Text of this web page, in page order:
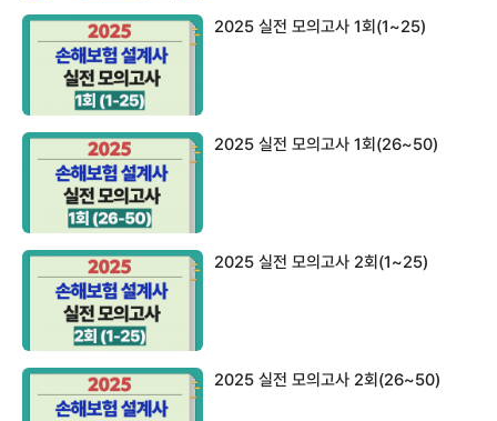
2025 실전 모의고사 1회(1~25)
2025 실전 모의고사 1회(26~50)
2025 실전 모의고사 2회(1~25)
2025 실전 모의고사 2회(26~50)